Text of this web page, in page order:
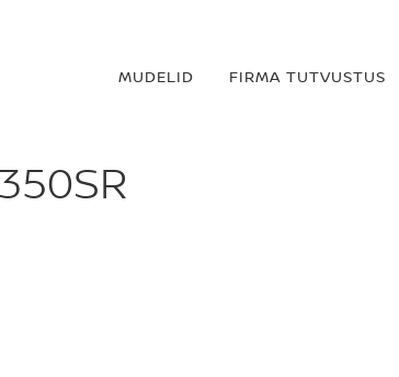
MUDELID FIRMA TUTVUSTUS